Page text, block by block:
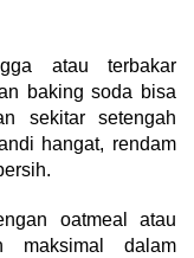
atau terbakar
baking soda bisa
sekitar setengah
hangat, rendam
oatmeal atau
maksimal dalam